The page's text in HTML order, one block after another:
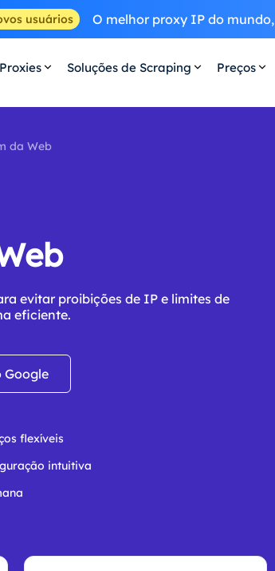
usuários O melhor proxy IP do mundo,
Proxies Soluções de Scraping Preços
da Web
evitar proibições de IP e limites de
eficiente.
Google
flexíveis
intuitiva